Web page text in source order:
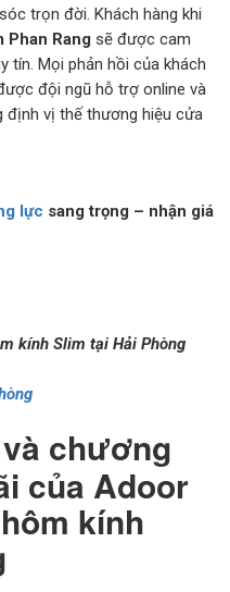
trọn đời. Khách hàng khi
Phan Rang sẽ được cam
tín. Mọi phản hồi của khách
đội ngũ hỗ trợ online và
định vị thế thương hiệu cửa
lực sang trọng – nhận giá
kính Slim tại Hải Phòng
chương
của Adoor
kính